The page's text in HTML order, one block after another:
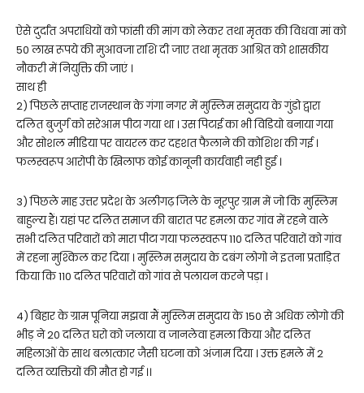
ऐसे दुर्दांत अपराधियों को फांसी की मांग को लेकर तथा मृतक की विधवा मां को
50 लाख रूपये की मुआवजा राशि दी जाए तथा मृतक आश्रित को शासकीय
नौकरी में नियुक्ति की जाएं ।
साथ ही
2) पिछले सप्ताह राजस्थान के गंगा नगर में मुस्लिम समुदाय के गुंडो द्वारा
दलित बुजुर्ग को सरेआम पीटा गया था । उस पिटाई का भी विडियो बनाया गया
और सोशल मीडिया पर वायरल कर दहशत फैलाने की कोशिश की गई ।
फलस्वरूप आरोपी के खिलाफ कोई कानूनी कार्यवाही नही हुई ।
3) पिछले माह उत्तर प्रदेश के अलीगढ़ जिले के नूरपुर ग्राम में जो कि मुस्लिम
बाहुल्य हैं। यहां पर दलित समाज की बारात पर हमला कर गांव में रहने वाले
सभी दलित परिवारों को मारा पीटा गया फलस्वरूप 110 दलित परिवारों को गांव
में रहना मुश्किल कर दिया । मुस्लिम समुदाय के दबंग लोगो ने इतना प्रताड़ित
किया कि 110 दलित परिवारों को गांव से पलायन करने पड़ा ।
4) बिहार के ग्राम पूनिया मझवा मैं मुस्लिम समुदाय के 150 से अधिक लोगो की
भीड़ ने 20 दलित घरो को जलाया व जानलेवा हमला किया और दलित
महिलाओं के साथ बलात्कार जैसी घटना को अंजाम दिया । उक्त हमले में 2
दलित व्यक्तियों की मौत हो गई ।।